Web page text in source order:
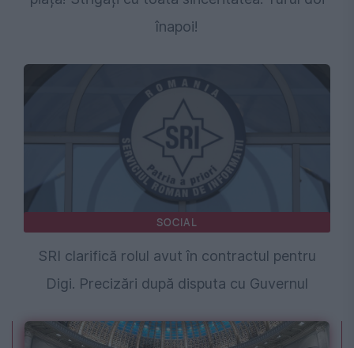
înapoi!
SOCIAL
SRI clarifică rolul avut în contractul pentru
Digi. Precizări după disputa cu Guvernul